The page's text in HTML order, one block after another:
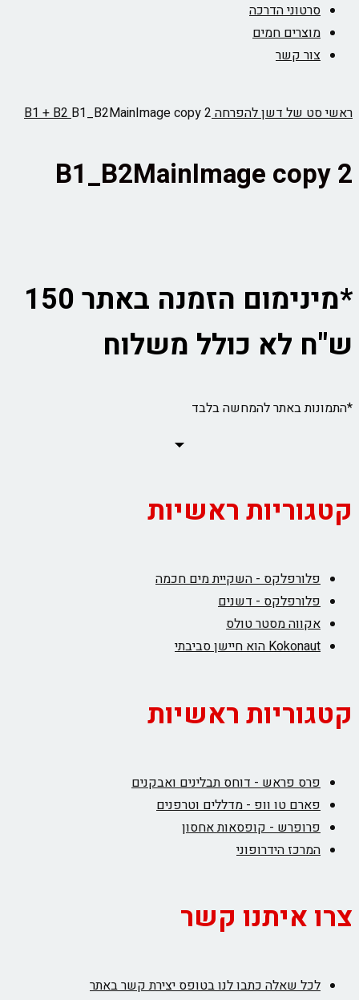
סרטוני הדרכה
מוצרים חמים
צור קשר
ראשיסט של דשן להפרחה B1 + B2B1_B2MainImage copy 2
B1_B2MainImage copy 2
*מינימום הזמנה באתר 150
ש"ח לא כולל משלוח
*התמונות באתר להמחשה בלבד
קטגוריות ראשיות
פלורפלקס - השקיית מים חכמה
פלורפלקס - דשנים
אקווה מסטר טולס
Kokonaut הוא חיישן סביבתי
קטגוריות ראשיות
פרס פראש - דוחס תבלינים ואבקנים
פארם טו וופ - מדללים וטרפנים
פרופרש - קופסאות אחסון
המרכז הידרופוני
צרו איתנו קשר
לכל שאלה כתבו לנו בטופס יצירת קשר באתר